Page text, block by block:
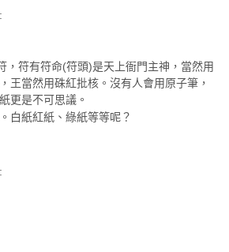
，符有符命(符頭)是天上衙門主神，當然用
王當然用硃紅批核。沒有人會用原子筆，
更是不可思議。
白紙紅紙、綠紙等等呢？